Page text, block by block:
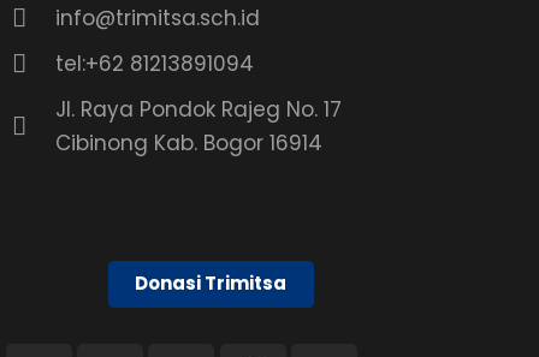
info@trimitsa.sch.id
tel:+62 81213891094
Jl. Raya Pondok Rajeg No. 17
Cibinong Kab. Bogor 16914
Donasi Trimitsa